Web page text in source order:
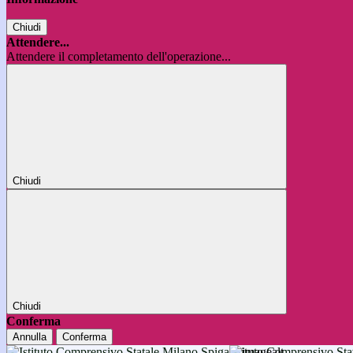
Chiudi
Attendere...
Attendere il completamento dell'operazione...
Chiudi
Chiudi
Conferma
Annulla Conferma